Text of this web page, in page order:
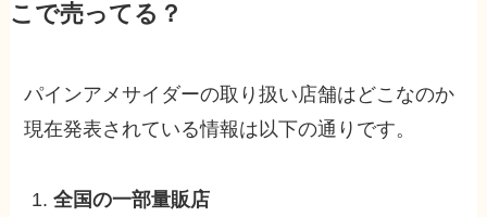
こで売ってる？
パインアメサイダーの取り扱い店舗はどこなのか
現在発表されている情報は以下の通りです。
全国の一部量販店